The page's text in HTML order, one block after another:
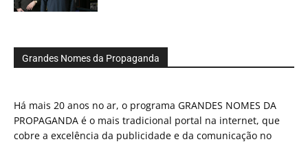
Grandes Nomes da Propaganda
Há mais 20 anos no ar, o programa GRANDES NOMES DA
PROPAGANDA é o mais tradicional portal na internet, que
cobre a excelência da publicidade e da comunicação no